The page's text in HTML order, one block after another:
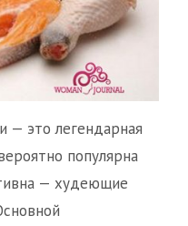
— это легендарная
популярна
— худеющие